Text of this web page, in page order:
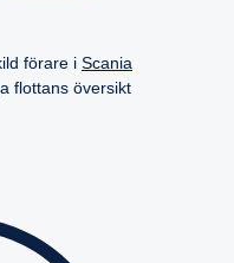
förare i Scania
flottans översikt